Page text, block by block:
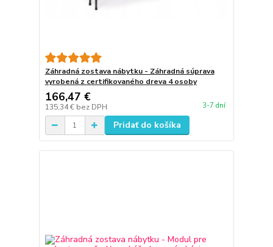
Záhradná zostava nábytku - Záhradná súprava
vyrobená z certifikovaného dreva 4 osoby
166,47 €
135,34 € bez DPH 3-7 dní
Pridať do košíka